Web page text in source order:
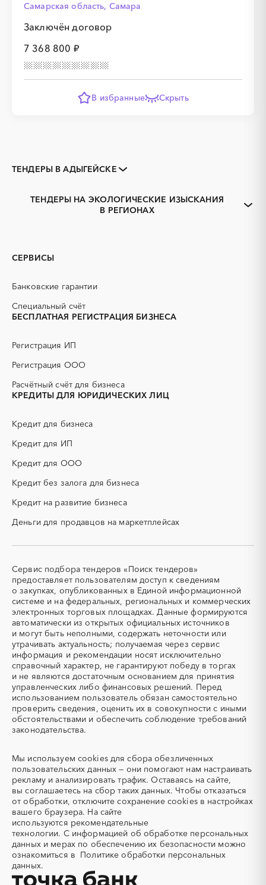
Самарская область, Самара
Заключён договор
7 368 800 ₽
В избранные Скрыть
ТЕНДЕРЫ В АДЫГЕЙСКЕ
Тендеры заводов
1С
PR
ГНБ
ГРП (гидравлический
ГСМ
ДСП
ИБП
КИП (контрольно-
КТП
НИОКР
ОКР (опытно-
конструкторские работы)
ПГС (песчано-гравийная
смесь)
кабельные системы)
ТЭН
(Теплоэлектронагреватель)
УДС (установки
депарафинизации скважин)
УКПГ
ЯТЭК
Аварийные работы
Авиаперевозка
Авиационные работы
Авиационные работы
вертолетами
Автобус
Автовозы
Автогрейдер
Автозапчасти
Автоматизация
Автомобили
Автомобильные весы
Авторский надзор
Автотранспорт
Автоцистерны пожарные
Адсорбенты
Акварель
Аквариумы
Аккумуляторы
Алкогольная продукция
Алмазное бурение
Алмазная резка
Алюминиевые
конструкции
Алюминиевые профили
Алюминий
Аммоний
Ангар
Антенны
Антискалант
Антрацит
Аппараты воздушного
ТЕНДЕРЫ НА ЭКОЛОГИЧЕСКИЕ ИЗЫСКАНИЯ
В РЕГИОНАХ
СЕРВИСЫ
Банковские гарантии
Специальный счёт
БЕСПЛАТНАЯ РЕГИСТРАЦИЯ БИЗНЕСА
Регистрация ИП
Регистрация ООО
Расчётный счёт для бизнеса
КРЕДИТЫ ДЛЯ ЮРИДИЧЕСКИХ ЛИЦ
Кредит для бизнеса
Кредит для ИП
Кредит для ООО
Кредит без залога для бизнеса
Кредит на развитие бизнеса
Деньги для продавцов на маркетплейсах
Сервис подбора тендеров «Поиск тендеров»
предоставляет пользователям доступ к сведениям
о закупках, опубликованных в Единой информационной
системе и на федеральных, региональных и коммерческих
электронных торговых площадках. Данные формируются
автоматически из открытых официальных источников
и могут быть неполными, содержать неточности или
утрачивать актуальность; получаемая через сервис
информация и рекомендации носят исключительно
справочный характер, не гарантируют победу в торгах
и не являются достаточным основанием для принятия
управленческих либо финансовых решений. Перед
использованием пользователь обязан самостоятельно
проверить сведения, оценить их в совокупности с иными
обстоятельствами и обеспечить соблюдение требований
законодательства.
Мы используем cookies для сбора обезличенных
пользовательских данных — они помогают нам настраивать
рекламу и анализировать трафик. Оставаясь на сайте,
вы соглашаетесь на сбор таких данных. Чтобы отказаться
от обработки, отключите сохранение cookies в настройках
вашего браузера. На сайте
используются рекомендательные
технологии. С информацией об обработке персональных
данных и мерах по обеспечению их безопасности можно
ознакомиться в Политике обработки персональных
данных.